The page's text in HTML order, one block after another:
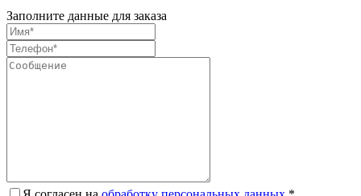
Заполните данные для заказа